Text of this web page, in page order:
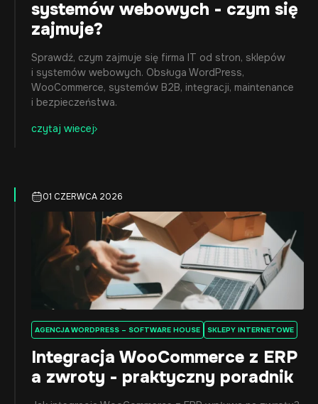
systemów webowych - czym się
zajmuje?
Sprawdź, czym zajmuje się firma IT od stron, sklepów
i systemów webowych. Obsługa WordPress,
WooCommerce, systemów B2B, integracji, maintenance
i bezpieczeństwa.
czytaj wiecej
01 CZERWCA 2026
AGENCJA WORDPRESS – SOFTWARE HOUSE SKLEPY INTERNETOWE
Integracja WooCommerce z ERP
a zwroty - praktyczny poradnik